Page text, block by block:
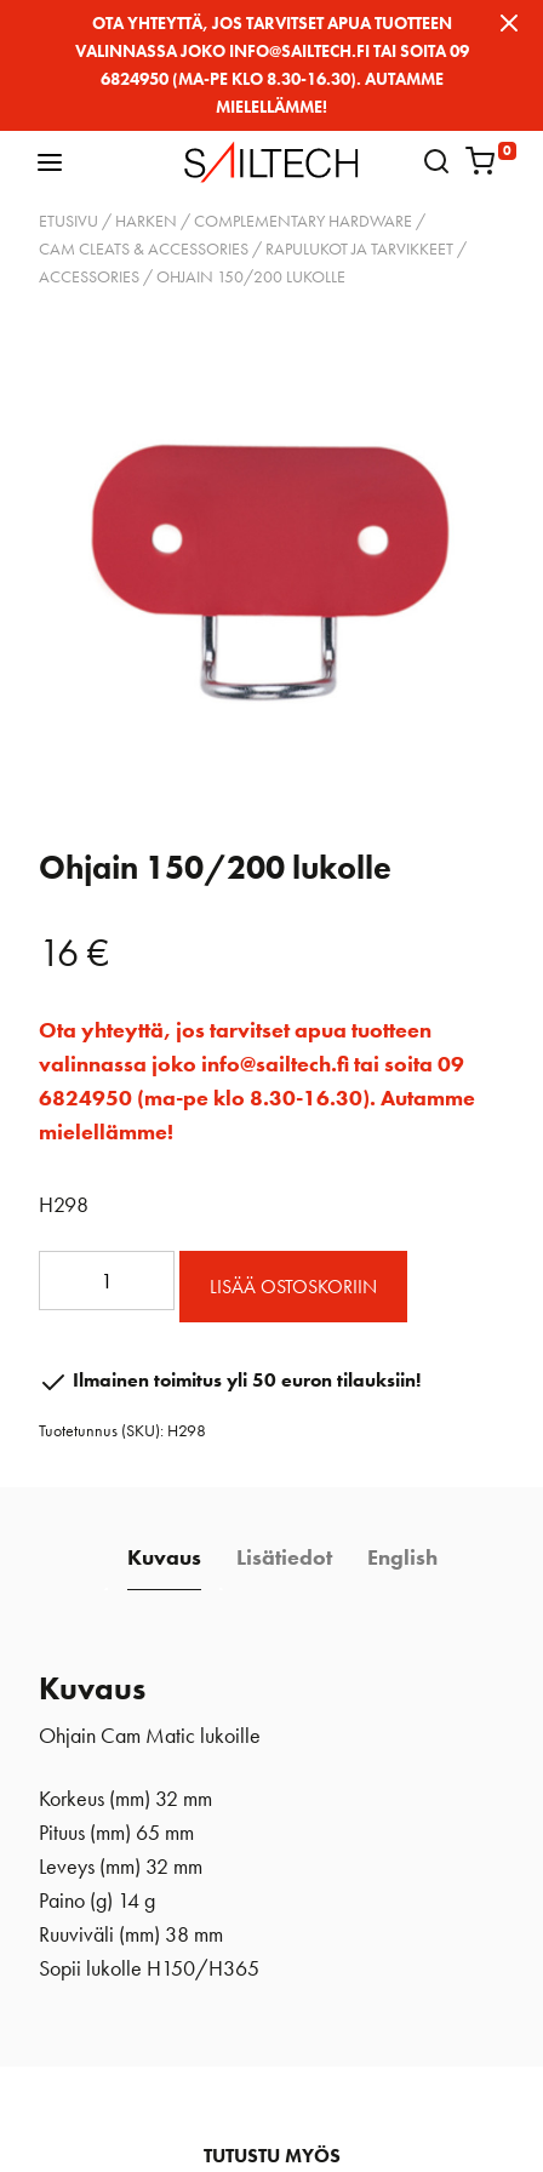
OTA YHTEYTTÄ, JOS TARVITSET APUA TUOTTEEN
VALINNASSA JOKO INFO@SAILTECH.FI TAI SOITA 09
6824950 (MA-PE KLO 8.30-16.30). AUTAMME
MIELELLÄMME!
0
ETUSIVU / HARKEN /COMPLEMENTARY HARDWARE /
CAM CLEATS & ACCESSORIES / RAPULUKOT JA TARVIKKEET /
ACCESSORIES / OHJAIN 150/200 LUKOLLE
Ohjain 150/200 lukolle
16€
Ota yhteyttä, jos tarvitset apua tuotteen
valinnassa joko info@sailtech.fi tai soita 09
6824950 (ma-pe klo 8.30-16.30). Autamme
mielellämme!
H298
määrä
LISÄÄ OSTOSKORIIN
Ilmainen toimitus yli 50 euron tilauksiin!
Tuotetunnus (SKU): H298
Kuvaus Lisätiedot English
Kuvaus
Ohjain Cam Matic lukoille
Korkeus (mm) 32 mm
Pituus (mm) 65 mm
Leveys (mm) 32 mm
Paino (g) 14 g
Ruuviväli (mm) 38 mm
Sopii lukolle H150/H365
TUTUSTU MYÖS